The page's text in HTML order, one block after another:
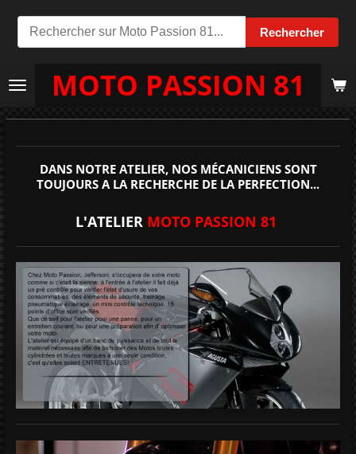
Rechercher
Passer
au
principal
MOTO PASSION 81
DANS NOTRE ATELIER, NOS MÉCANICIENS SONT
TOUJOURS A LA RECHERCHE DE LA PERFECTION...
L'ATELIER MOTO PASSION 81